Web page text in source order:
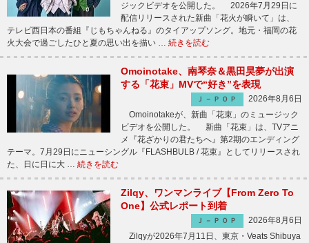
ジックビデオを公開した。 2026年7月29日に
配信リリースされた新曲「花火が瞬いて」は、
テレビ西日本の番組『じもちゃんねる』のタイアップソング。地元・福岡の花
火大会で過ごしたひと夏の思い出を描い … 続きを読む
Omoinotake、南琴奈＆黒田昊夢が出演
する「花束」MVで“好き”を表現
Ｊ－ＰＯＰ
2026年8月6日
Omoinotakeが、新曲「花束」のミュージック
ビデオを公開した。 新曲「花束」は、TVアニ
メ『花ざかりの君たちへ』第2期のエンディング
テーマ。7月29日にニューシングル『FLASHBULB / 花束』としてリリースされ
た、日に日に大 … 続きを読む
Zilqy、ワンマンライブ【From Zero To
One】公式レポート到着
Ｊ－ＰＯＰ
2026年8月6日
Zilqyが2026年7月11日、東京・Veats Shibuya